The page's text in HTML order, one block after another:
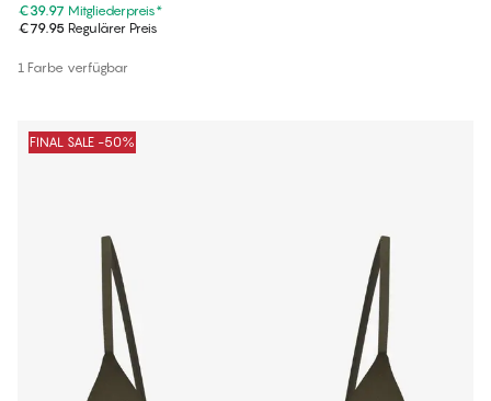
€39.97 Mitgliederpreis*
€79.95 Regulärer Preis
1 Farbe verfügbar
FINAL SALE -50%